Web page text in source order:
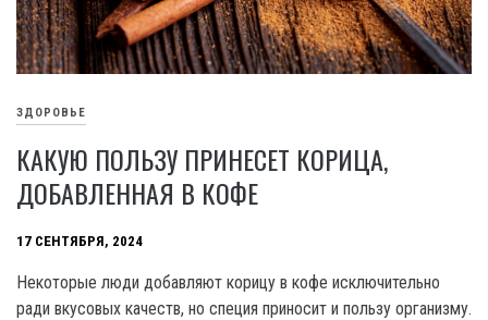
ЗДОРОВЬЕ
КАКУЮ ПОЛЬЗУ ПРИНЕСЕТ КОРИЦА,
ДОБАВЛЕННАЯ В КОФЕ
17 СЕНТЯБРЯ, 2024
Некоторые люди добавляют корицу в кофе исключительно
ради вкусовых качеств, но специя приносит и пользу организму.